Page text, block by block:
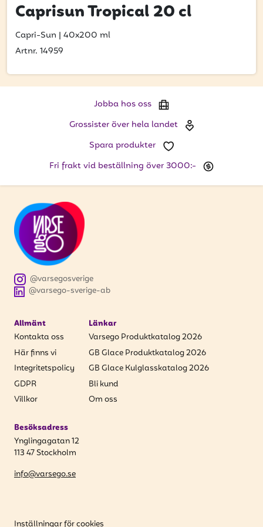
Hållbarhet
Jobba hos oss
Event
Logga in
Vill du få erbjudanden och vara den första
att få uppdateringar kring kampanjer?
Ange din e-postadress nedan för att ta del av våra
nyheter och erbjudanden.
E-postadress
PRENUMERERA
Caprisun Tropical 20 cl
Capri-Sun | 40x200 ml
Artnr. 14959
Jobba hos oss
Grossister över hela landet
Spara produkter
Fri frakt vid beställning över 3000:-
@varsego-sverige-ab
@varsegosverige
Allmänt
Kontakta oss
Här finns vi
Integritetspolicy
GDPR
Villkor
Länkar
Varsego Produktkatalog 2026
GB Glace Produktkatalog 2026
GB Glace Kulglasskatalog 2026
Bli kund
Om oss
Besöksadress
Ynglingagatan 12
113 47 Stockholm
info@varsego.se